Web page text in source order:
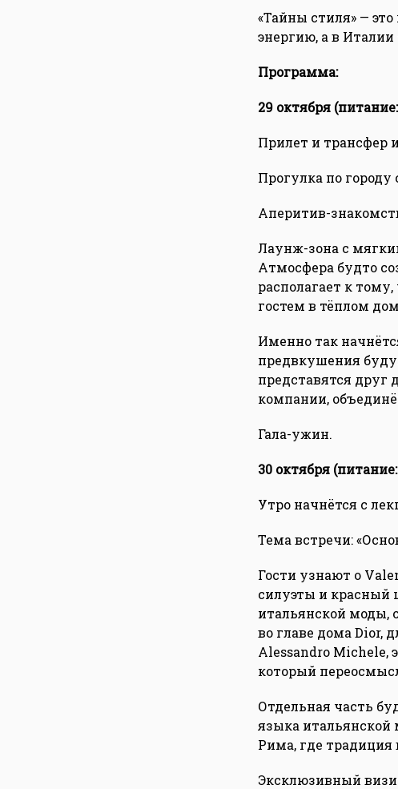
«Тайны стиля» —
энергию, а в
Программа:
29 октября
Прилет и трансфер
Прогулка по
Аперитив-
Лаунж-зона с
Атмосфера будто
располагает к
гостем в тёплом
Именно так
предвкушения
представятся друг
компании,
Гала-ужин.
30 октября
Утро начнётся с
Тема встречи:
Гости узнают о
силуэты и красный
итальянской моды,
во главе дома Dior,
Alessandro Michele,
который
Отдельная часть
языка итальянской
Рима, где традиция
Эксклюзивный